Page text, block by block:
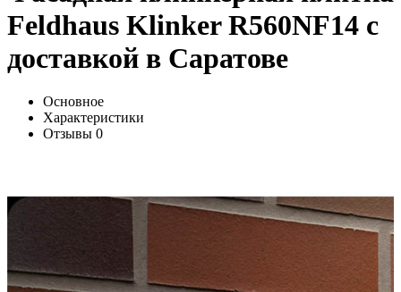
Feldhaus Klinker R560NF14 с
доставкой в Саратове
Основное
Характеристики
Отзывы 0